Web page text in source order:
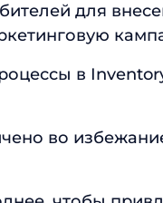
для
в
во